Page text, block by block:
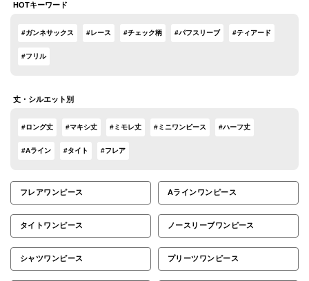
HOTキーワード
#ガンネサックス #レース #チェック柄 #パフスリーブ #ティアード
#フリル
丈・シルエット別
#ロング丈 #マキシ丈 #ミモレ丈 #ミニワンピース #ハーフ丈
#Aライン #タイト #フレア
フレアワンピース Aラインワンピース
タイトワンピース ノースリーブワンピース
シャツワンピース プリーツワンピース